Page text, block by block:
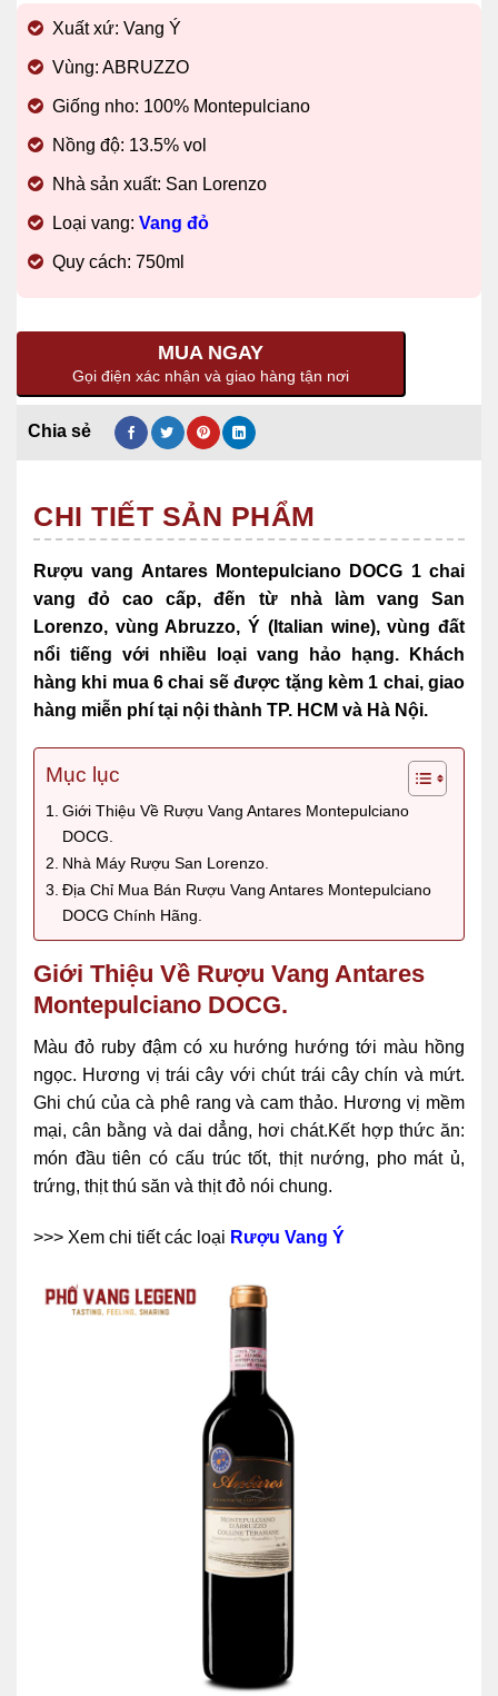
Xuất xứ: Vang Ý
Vùng: ABRUZZO
Giống nho: 100% Montepulciano
Nồng độ: 13.5% vol
Nhà sản xuất: San Lorenzo
Loại vang: Vang đỏ
Quy cách: 750ml
MUA NGAY
Gọi điện xác nhận và giao hàng tận nơi
CHI TIẾT SẢN PHẨM
Rượu vang Antares Montepulciano DOCG 1 chai
vang đỏ cao cấp, đến từ nhà làm vang San
Lorenzo, vùng Abruzzo, Ý (Italian wine),vùng đất
nổi tiếng với nhiều loại vang hảo hạng. Khách
hàng khi mua 6 chai sẽ được tặng kèm 1 chai, giao
hàng miễn phí tại nội thành TP. HCM và Hà Nội.
Mục lục
Giới Thiệu Về Rượu Vang Antares Montepulciano
DOCG.
Nhà Máy Rượu San Lorenzo.
Địa Chỉ Mua Bán Rượu Vang Antares Montepulciano
DOCG Chính Hãng.
Giới Thiệu Về Rượu Vang Antares
Montepulciano DOCG.
Màu đỏ ruby ​​đậm có xu hướng hướng tới màu hồng
ngọc. Hương vị trái cây với chút trái cây chín và mứt.
Ghi chú của cà phê rang và cam thảo. Hương vị mềm
mại, cân bằng và dai dẳng, hơi chát.Kết hợp thức ăn:
món đầu tiên có cấu trúc tốt, thịt nướng, pho mát ủ,
trứng, thịt thú săn và thịt đỏ nói chung.
>>> Xem chi tiết các loại Rượu Vang Ý